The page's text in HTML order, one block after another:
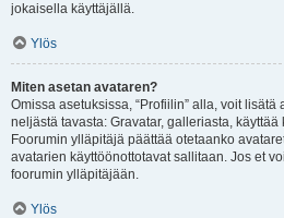
jokaisella käyttäjällä.
Ylös
Miten asetan avataren?
Omissa asetuksissa, “Profiilin” alla, voit
neljästä tavasta: Gravatar, galleriasta,
Foorumin ylläpitäjä päättää otetaanko
avatarien käyttöönottotavat sallitaan. Jos et
foorumin ylläpitäjään.
Ylös